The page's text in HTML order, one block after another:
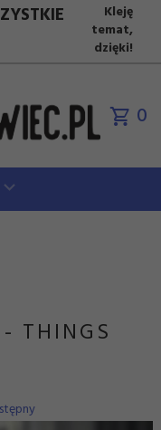
Kleję
temat,
dzięki!
0
THINGS